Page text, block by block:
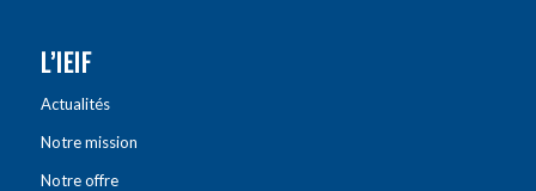
L’IEIF
Actualités
Notre mission
Notre offre